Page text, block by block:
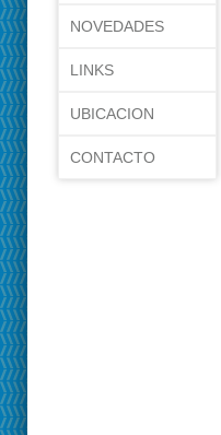
NOVEDADES
LINKS
UBICACION
CONTACTO